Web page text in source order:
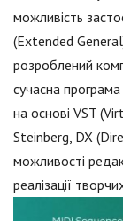
можливість
(Extended
розроблений
сучасна
на основі VST
Steinberg, DX
можливості
реалізації